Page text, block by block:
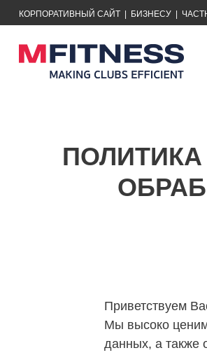
КОРПОРАТИВНЫЙ САЙТ БИЗНЕСУ
Приветствуем
Мы высоко
данных, а также